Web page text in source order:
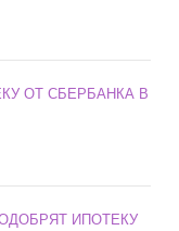
ОТ СБЕРБАНКА В
ИПОТЕКУ